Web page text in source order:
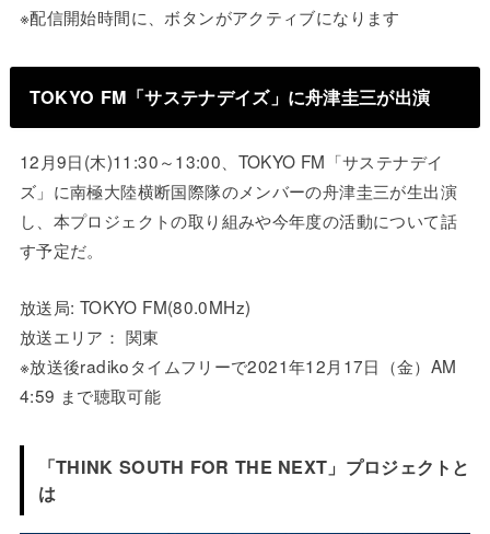
※配信開始時間に、ボタンがアクティブになります
TOKYO FM「サステナデイズ」に舟津圭三が出演
12月9日(木)11:30～13:00、TOKYO FM「サステナデイ
ズ」に南極大陸横断国際隊のメンバーの舟津圭三が生出演
し、本プロジェクトの取り組みや今年度の活動について話
す予定だ。
放送局: TOKYO FM(80.0MHz)
放送エリア： 関東
※放送後radikoタイムフリーで2021年12月17日（金）AM
4:59 まで聴取可能
「THINK SOUTH FOR THE NEXT」プロジェクトと
は